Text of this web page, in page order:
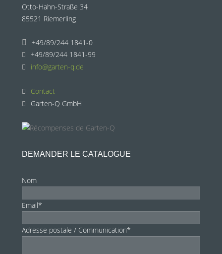
Otto-Hahn-Straße 34
85521 Riemerling
+49/89/244 1841-0
+49/89/244 1841-99
info@garten-q.de
Contact
Garten-Q GmbH
DEMANDER LE CATALOGUE
Nom
Email*
Adresse postale / Communication*